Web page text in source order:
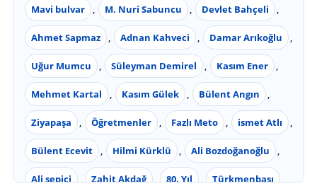
Mavi bulvar , M. Nuri Sabuncu , Devlet Bahçeli ,
Ahmet Sapmaz , Adnan Kahveci , Damar Arıkoğlu ,
Uğur Mumcu , Süleyman Demirel , Kasım Ener ,
Mehmet Kartal , Kasım Gülek , Bülent Angın ,
Ziyapaşa , Öğretmenler , Fazlı Meto , ismet Atlı ,
Bülent Ecevit , Hilmi Kürklü , Ali Bozdoğanoğlu ,
Ali sepici , Zahit Akdağ , 80. Yıl , Türkmenbaşı ,